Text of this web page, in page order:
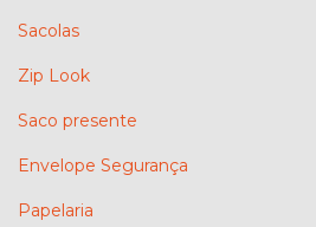
Sacolas
Zip Look
Saco presente
Envelope Segurança
Papelaria